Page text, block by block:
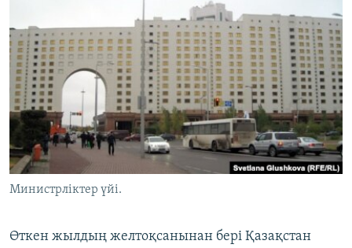
Search
ӘЛЕМ
АРНАЙЫ ЖОБАЛАР
Русский
ЖАЗЫЛЫҢЫЗ
Министрліктер үйі.
Өткен жылдың желтоқсанынан бері Қазақстан